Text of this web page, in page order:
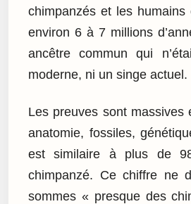
chimpanzés et les
environ 6 à 7 millions
ancêtre commun qui
moderne, ni un singe actuel.
Les preuves sont massives
anatomie, fossiles,
est similaire à plus de
chimpanzé. Ce chiffre ne
sommes « presque des